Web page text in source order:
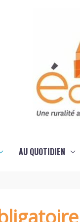
AU QUOTIDIEN